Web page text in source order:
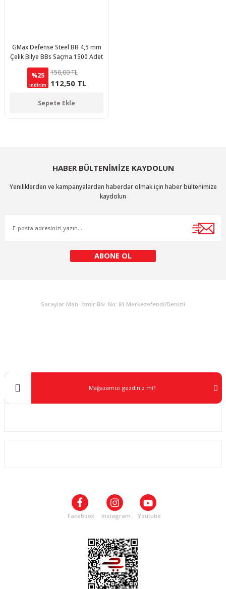
GMax Defense Steel BB 4,5 mm
Çelik Bilye BBs Saçma 1500 Adet
%25
İndirim
150,00 TL
112,50 TL
Sepete Ekle
HABER BÜLTENİMİZE KAYDOLUN
Yeniliklerden ve kampanyalardan haberdar olmak için haber bültenimize
kaydolun
ABONE OL
Saraylar Mah. İzmir Blv. No: 81 Merkezefendi/Denizli
Mağazamızı gezdiniz mi?
Facebook Instagram Youtube